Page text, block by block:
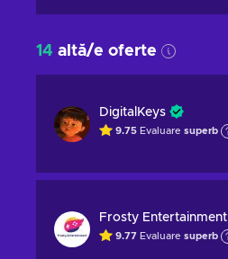
14 altă/e oferte
DigitalKeys
9.75 Evaluare superb
Frosty Entertainment
9.77 Evaluare superb